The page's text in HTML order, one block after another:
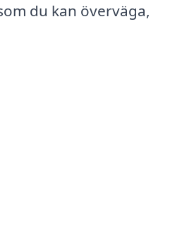
du kan överväga,